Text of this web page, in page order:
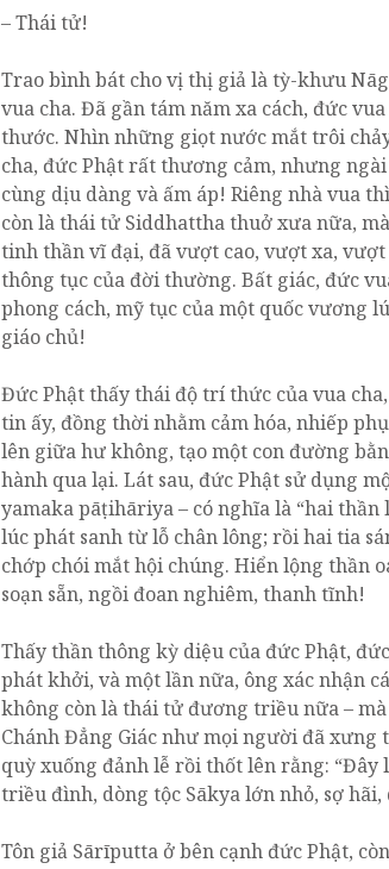
– Thái tử!
Trao bình bát cho vị thị giả là tỳ-khưu
vua cha. Đã gần tám năm xa cách, đức
thước. Nhìn những giọt nước mắt trôi
cha, đức Phật rất thương cảm, nhưng
cùng dịu dàng và ấm áp! Riêng nhà vua
còn là thái tử Siddhattha thuở xưa nữa,
tinh thần vĩ đại, đã vượt cao, vượt xa,
thông tục của đời thường. Bất giác, đức
phong cách, mỹ tục của một quốc vương
giáo chủ!
Đức Phật thấy thái độ trí thức của vua
tin ấy, đồng thời nhằm cảm hóa, nhiếp
lên giữa hư không, tạo một con đường
hành qua lại. Lát sau, đức Phật sử dụng
yamaka pāṭihāriya – có nghĩa là “hai thần
lúc phát sanh từ lỗ chân lông; rồi hai tia
chớp chói mắt hội chúng. Hiển lộng thần
soạn sẵn, ngồi đoan nghiêm, thanh tĩnh!
Thấy thần thông kỳ diệu của đức Phật,
phát khởi, và một lần nữa, ông xác nhận
không còn là thái tử đương triều nữa –
Chánh Đẳng Giác như mọi người đã
quỳ xuống đảnh lễ rồi thốt lên rằng: “Đây
triều đình, dòng tộc Sākya lớn nhỏ, sợ hãi,
Tôn giả Sārīputta ở bên cạnh đức Phật,